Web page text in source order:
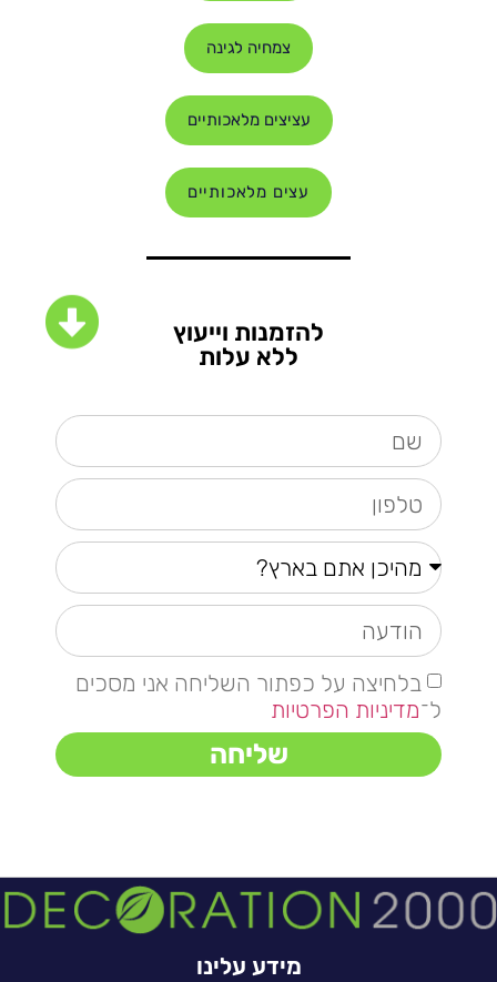
צמחיה לגינה
עציצים מלאכותיים
עצים מלאכותיים
להזמנות וייעוץ
ללא עלות
בלחיצה על כפתור השליחה אני מסכים
ל־מדיניות הפרטיות
שליחה
מידע עלינו